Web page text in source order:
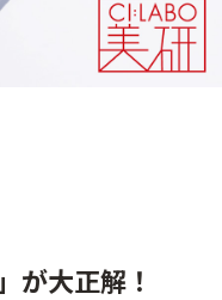
が大正解！